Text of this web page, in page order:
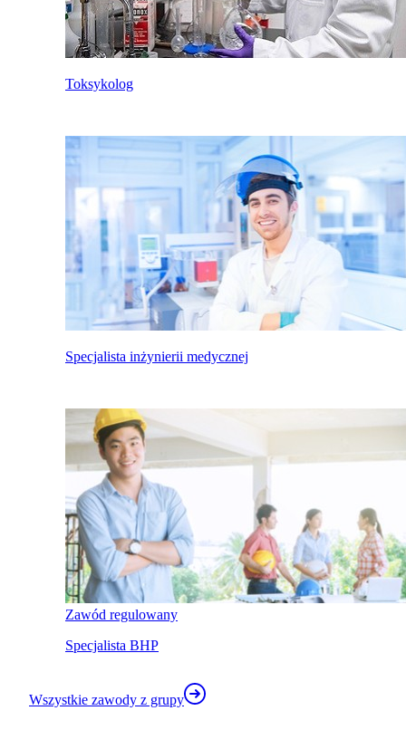
Toksykolog
Specjalista inżynierii medycznej
Zawód regulowany
Specjalista BHP
Wszystkie zawody z grupy